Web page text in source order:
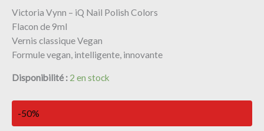
Victoria Vynn – iQ Nail Polish Colors
Flacon de 9ml
Vernis classique Vegan
Formule vegan, intelligente, innovante
Disponibilité : 2 en stock
-50%